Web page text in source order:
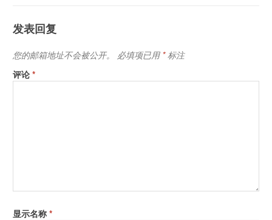
发表回复
您的邮箱地址不会被公开。 必填项已用 *标注
评论*
显示名称*